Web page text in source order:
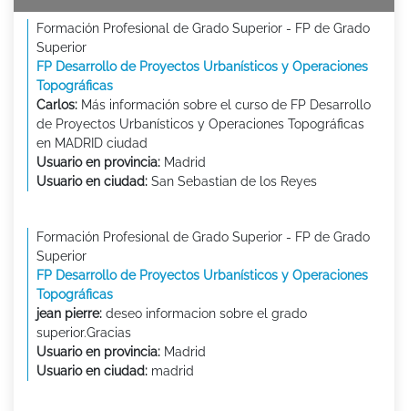
Formación Profesional de Grado Superior - FP de Grado
Superior
FP Desarrollo de Proyectos Urbanísticos y Operaciones
Topográficas
Carlos: Más información sobre el curso de FP Desarrollo
de Proyectos Urbanísticos y Operaciones Topográficas
en MADRID ciudad
Usuario en provincia: Madrid
Usuario en ciudad: San Sebastian de los Reyes
Formación Profesional de Grado Superior - FP de Grado
Superior
FP Desarrollo de Proyectos Urbanísticos y Operaciones
Topográficas
jean pierre: deseo informacion sobre el grado
superior.Gracias
Usuario en provincia: Madrid
Usuario en ciudad: madrid